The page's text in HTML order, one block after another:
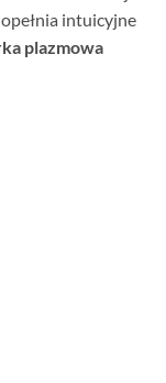
intuicyjne
plazmowa